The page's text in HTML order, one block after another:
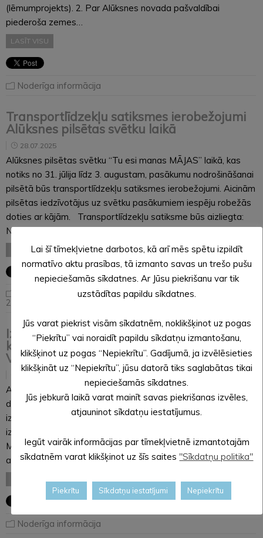
(lēmumprojekts). 2. Par Alūksnes novada pašvaldībai
piederoša zemes…
LASĪT VISU
Noderīga informācija
Transportlīdzekļu satiksmes ierobežojumi
Alūksnes pilsētas svētku laikā
28.07.2025
Alūksnes pilsētas svētku “Tu esi manas MĀJAS” laikā, kas
notiks no 31. jūlija līdz 3. augustam, pasākumu nodrošināšanai
pilsētā būs transportlīdzekļu satiksmes ierobežojumi. Aicinām
pilsētas iedzīvotājus uz svētku pasākumiem iespēju robežās
doties ar kājām. Transportlīdzekļu satiksme būs aizliegta:
No 31….
LASĪT VISU
Alūksnes pilsētas svētki
2025
Izsludināts metu konkurss dabaszinātņu
kabineta izveidei Ernsta Glika Alūksnes
Valsts ģimnāzijā
28.07.2025
Alūksnes novada pašvaldība ir izsludinājusi metu konkursu
dabaszinātņu kabineta dizaina koncepcijas, tehniskā projekta
izstrādei un īstenošanai. Lēmumu par metu konkursa
izsludināšanu pašvaldības dome pieņēma sēdē 24. jūlijā.
Metu konkursa mērķis ir izvēlēties pretendentu, kurš izveidos
augstvērtīgu un funkcionāli pārdomātu dabaszinātņu…
Noderīga informācija
Lai šī tīmekļvietne darbotos, kā arī mēs spētu izpildīt
normatīvo aktu prasības, tā izmanto savas un trešo pušu
nepieciešamās sīkdatnes. Ar Jūsu piekrišanu var tik
uzstādītas papildu sīkdatnes.
Jūs varat piekrist visām sīkdatnēm, noklikšķinot uz pogas
“Piekrītu” vai noraidīt papildu sīkdatņu izmantošanu,
klikšķinot uz pogas “Nepiekrītu”. Gadījumā, ja izvēlēsieties
klikšķināt uz “Nepiekrītu”, jūsu datorā tiks saglabātas tikai
nepieciešamās sīkdatnes.
Jūs jebkurā laikā varat mainīt savas piekrišanas izvēles,
atjauninot sīkdatņu iestatījumus.
Iegūt vairāk informācijas par tīmekļvietnē izmantotajām
sīkdatnēm varat klikšķinot uz šīs saites "Sīkdatņu politika"
Piekrītu Sīkdatņu iestatījumi Nepiekrītu